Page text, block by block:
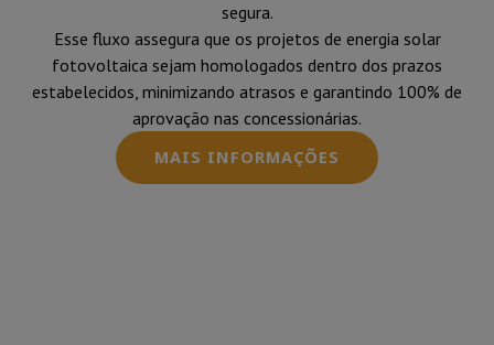
segura.
Esse fluxo assegura que os projetos de energia solar
fotovoltaica sejam homologados dentro dos prazos
estabelecidos, minimizando atrasos e garantindo 100% de
aprovação nas concessionárias.
MAIS INFORMAÇÕES